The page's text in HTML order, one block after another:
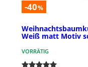
-40%
Weiß matt Motiv
VORRÄTIG